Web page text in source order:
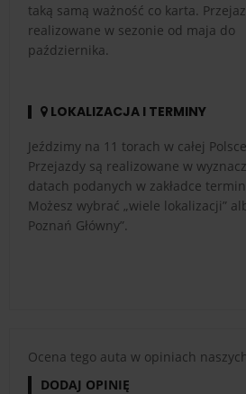
taką samą ważność co karta.
realizowane w sezonie od maja do
października.
LOKALIZACJA I TERMINY
Jeździmy na 11 torach w całej
Przejazdy są realizowane w
datach podanych w zakładce
Możesz wybrać „wiele lokalizacji”
Poznań Główny”.
Ocena tego auta w opiniach
DODAJ OPINIĘ